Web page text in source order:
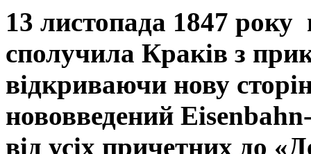
13 листопада 1847
сполучила Краків з
відкриваючи нову
нововведений
від усіх причетних до